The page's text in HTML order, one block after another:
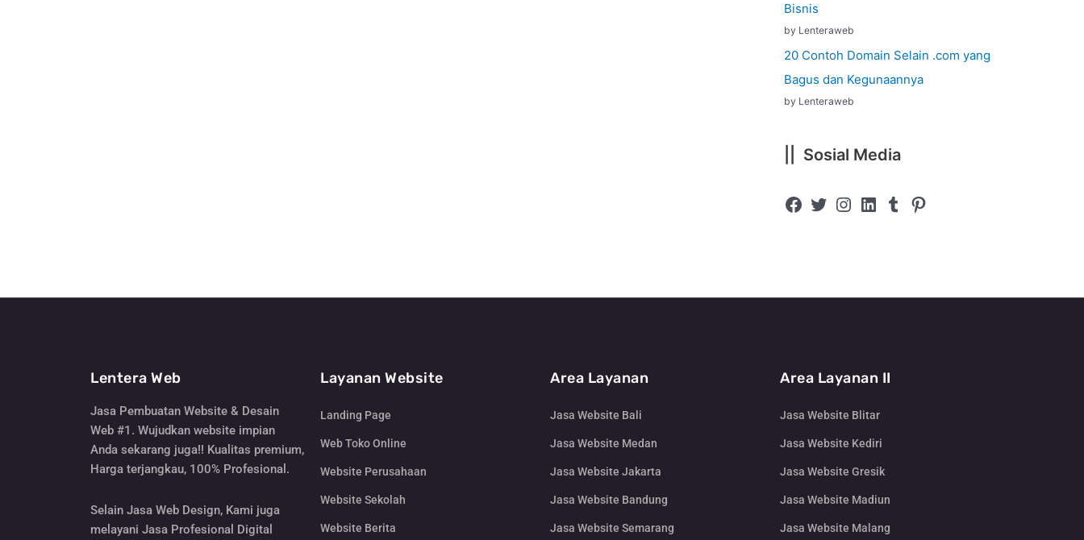
Bisnis
by Lenteraweb
20 Contoh Domain Selain .com yang
Bagus dan Kegunaannya
by Lenteraweb
|| Sosial Media
Lentera Web
Jasa Pembuatan Website & Desain
Web #1. Wujudkan website impian
Anda sekarang juga!! Kualitas premium,
Harga terjangkau, 100% Profesional.
Selain Jasa Web Design, Kami juga
melayani Jasa Profesional Digital
Layanan Website
Landing Page
Web Toko Online
Website Perusahaan
Website Sekolah
Website Berita
Area Layanan
Jasa Website Bali
Jasa Website Medan
Jasa Website Jakarta
Jasa Website Bandung
Jasa Website Semarang
Area Layanan II
Jasa Website Blitar
Jasa Website Kediri
Jasa Website Gresik
Jasa Website Madiun
Jasa Website Malang